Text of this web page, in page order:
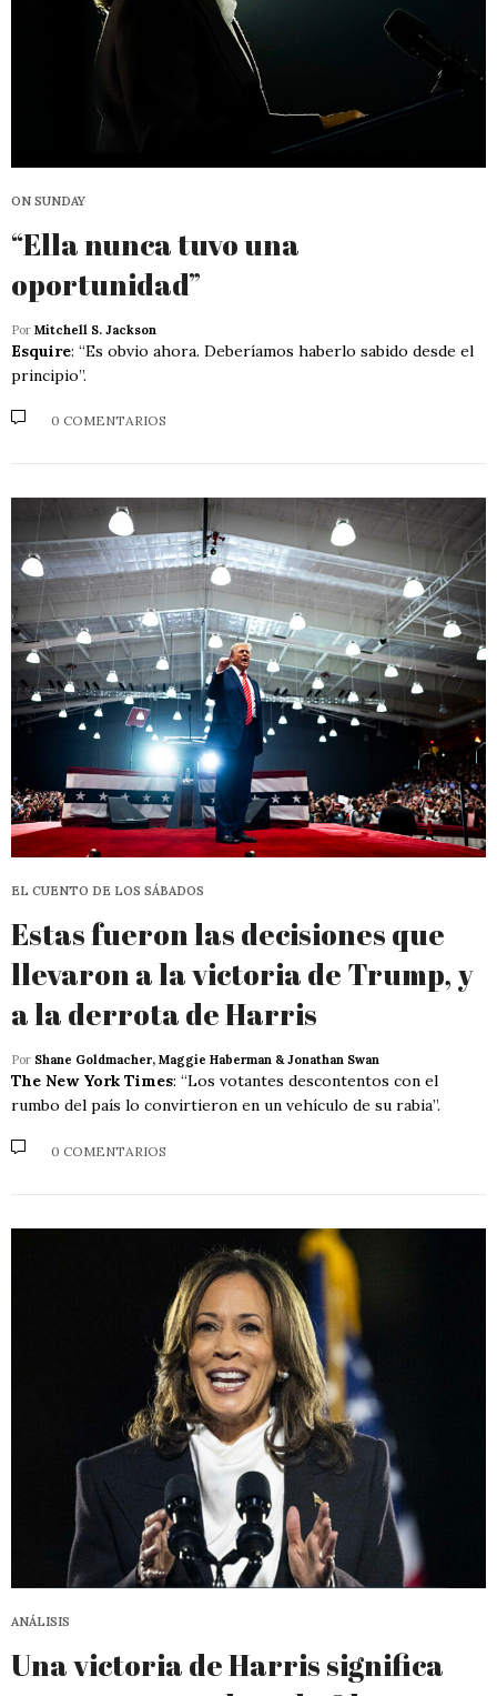
ON SUNDAY
“Ella nunca tuvo una
oportunidad”
Por Mitchell S. Jackson
Esquire: “Es obvio ahora. Deberíamos haberlo sabido desde el
principio”.
0 COMENTARIOS
EL CUENTO DE LOS SÁBADOS
Estas fueron las decisiones que
llevaron a la victoria de Trump, y
a la derrota de Harris
Por Shane Goldmacher, Maggie Haberman & Jonathan Swan
The New York Times: “Los votantes descontentos con el
rumbo del país lo convirtieron en un vehículo de su rabia”.
0 COMENTARIOS
ANÁLISIS
Una victoria de Harris significa